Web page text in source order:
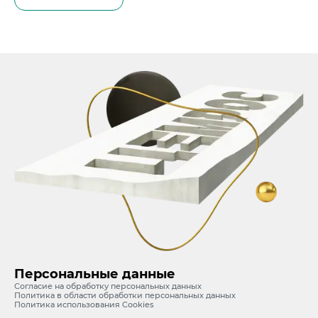
Персональные данные
Согласие на обработку персональных данных
Политика в области обработки персональных данных
Политика использования Cookies